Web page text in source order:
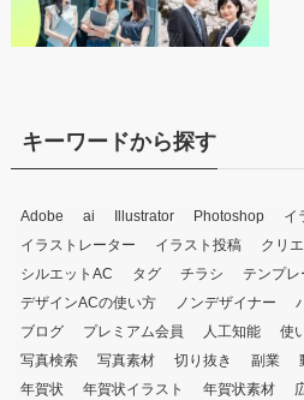
キーワードから探す
Adobe ai Illustrator Photoshop イ
イラストレーター
イラスト投稿 クリ
シルエットAC
タグ チラシ テンプレ
デザインACの使い方
ノンデザイナー
ブログ
プレミアム会員 人工知能 使
写真検索
写真素材 切り抜き 副業
年賀状
年賀状イラスト 年賀状素材